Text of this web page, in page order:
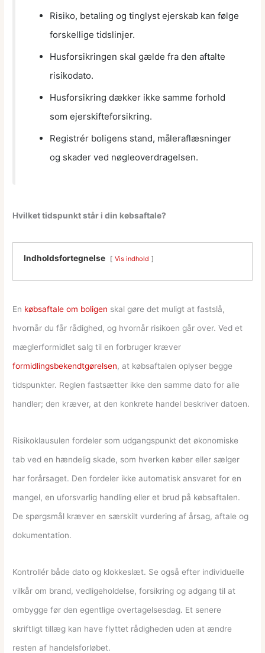
Risiko, betaling og tinglyst ejerskab kan følge
forskellige tidslinjer.
Husforsikringen skal gælde fra den aftalte
risikodato.
Husforsikring dækker ikke samme forhold
som ejerskifteforsikring.
Registrér boligens stand, måleraflæsninger
og skader ved nøgleoverdragelsen.
Hvilket tidspunkt står i din købsaftale?
Indholdsfortegnelse Vis indhold
En købsaftale om boligen skal gøre det muligt at fastslå,
hvornår du får rådighed, og hvornår risikoen går over. Ved et
mæglerformidlet salg til en forbruger kræver
formidlingsbekendtgørelsen, at købsaftalen oplyser begge
tidspunkter. Reglen fastsætter ikke den samme dato for alle
handler; den kræver, at den konkrete handel beskriver datoen.
Risikoklausulen fordeler som udgangspunkt det økonomiske
tab ved en hændelig skade, som hverken køber eller sælger
har forårsaget. Den fordeler ikke automatisk ansvaret for en
mangel, en uforsvarlig handling eller et brud på købsaftalen.
De spørgsmål kræver en særskilt vurdering af årsag, aftale og
dokumentation.
Kontrollér både dato og klokkeslæt. Se også efter individuelle
vilkår om brand, vedligeholdelse, forsikring og adgang til at
ombygge før den egentlige overtagelsesdag. Et senere
skriftligt tillæg kan have flyttet rådigheden uden at ændre
resten af handelsforløbet.